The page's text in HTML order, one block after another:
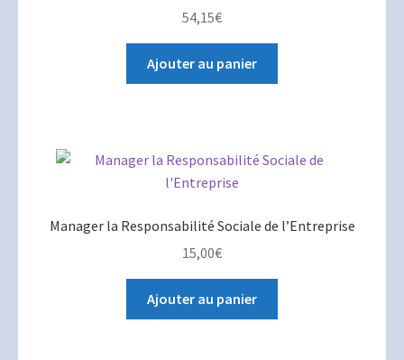
54,15€
Ajouter au panier
Manager la Responsabilité Sociale de l’Entreprise
15,00€
Ajouter au panier